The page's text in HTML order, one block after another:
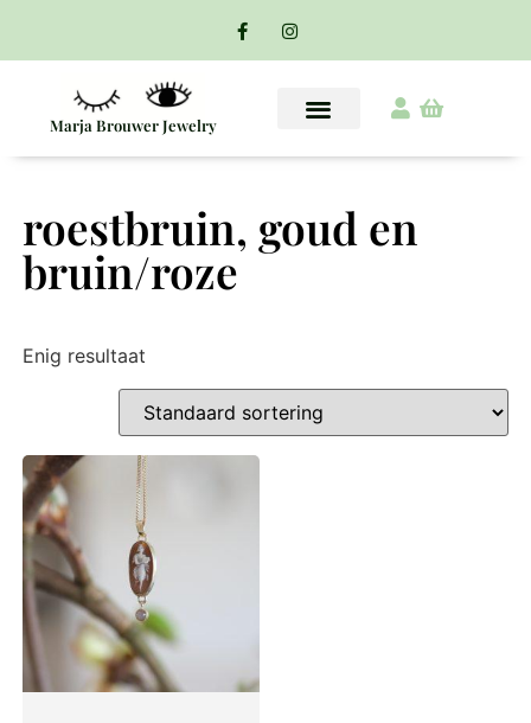
Marja Brouwer Jewelry
roestbruin, goud en
bruin/roze
Enig resultaat